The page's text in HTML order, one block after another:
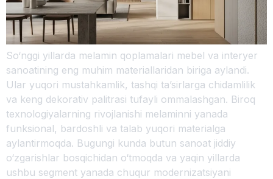
So‘nggi yillarda melamin qoplamalari mebel va interyer
sanoatining eng muhim materiallaridan biriga aylandi.
Ular yuqori mustahkamlik, tashqi ta’sirlarga chidamlilik
va keng dekorativ palitrasi tufayli ommalashgan. Biroq
texnologiyalarning rivojlanishi melaminni yanada
funksional, bardoshli va talab yuqori materialga
aylantirmoqda. Bugungi kunda butun sanoat jiddiy
o‘zgarishlar bosqichidan o‘tmoqda va yaqin yillarda
ushbu segment yanada chuqur modernizatsiyani